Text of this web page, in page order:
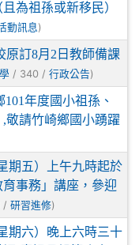
為祖孫或新移民）
動訊息 )
原訂8月2日教師備課
/ 340 / 行政公告)
年度國小祖孫、
敬請竹崎鄉國小踴躍
期五）上午九時起於
事務」講座，參迎
/ 研習進修)
期六）晚上六時三十